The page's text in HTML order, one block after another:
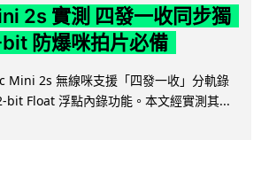
2s 實測 四發一收同步獨
防爆咪拍片必備
Mini 2s 無線咪支援「四發一收」分軌錄
bit Float 浮點內錄功能。本文經實測其...